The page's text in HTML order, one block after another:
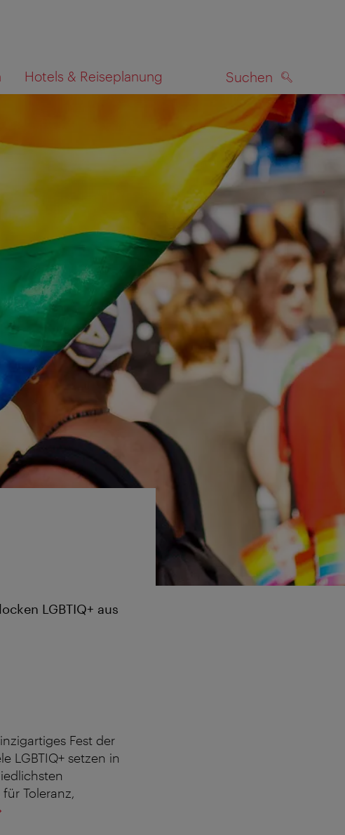
Hotels & Reiseplanung Suchen
anzeigen
LGBTIQ+ aus
Fest der
LGBTIQ+ setzen in
Toleranz,